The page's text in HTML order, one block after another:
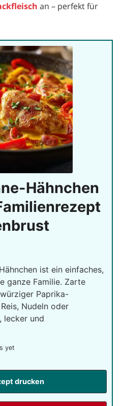
an – perfekt für
Hähnchen
ist ein einfaches,
ganze Familie. Zarte
Paprika-
Nudeln oder
lecker und
yet
drucken